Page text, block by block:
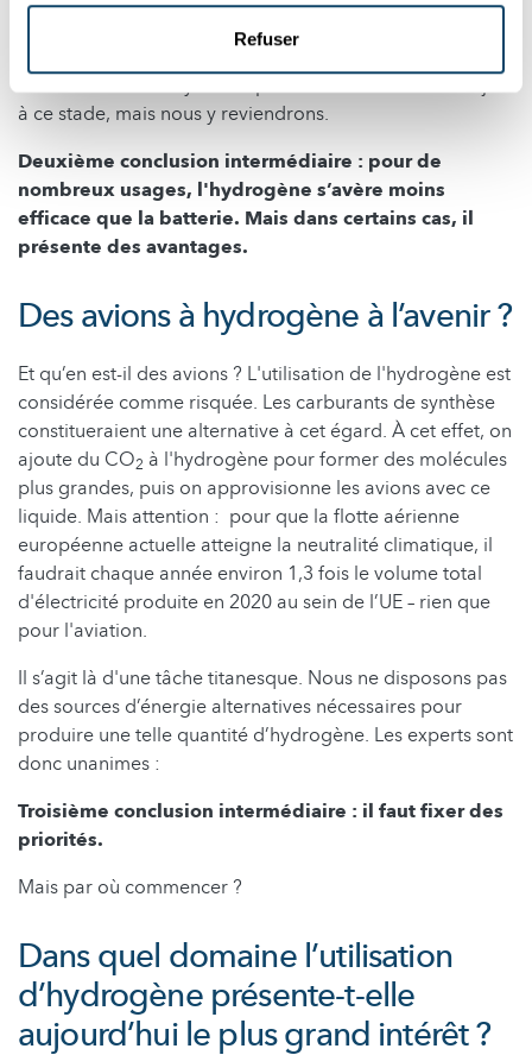
Refuser
exemple pour les gros navires de fret, voire pour les
à ce stade, mais nous y reviendrons.
Deuxième conclusion intermédiaire : pour de
nombreux usages, l'hydrogène s’avère moins
efficace que la batterie. Mais dans certains cas, il
présente des avantages.
Des avions à hydrogène à l’avenir ?
Et qu’en est-il des avions ? L'utilisation de l'hydrogène est
considérée comme risquée. Les carburants de synthèse
constitueraient une alternative à cet égard. À cet effet, on
ajoute du CO2 à l'hydrogène pour former des molécules
plus grandes, puis on approvisionne les avions avec ce
liquide. Mais attention : pour que la flotte aérienne
européenne actuelle atteigne la neutralité climatique, il
faudrait chaque année environ 1,3 fois le volume total
d'électricité produite en 2020 au sein de l’UE – rien que
pour l'aviation.
Il s’agit là d'une tâche titanesque. Nous ne disposons pas
des sources d’énergie alternatives nécessaires pour
produire une telle quantité d’hydrogène. Les experts sont
donc unanimes :
Troisième conclusion intermédiaire : il faut fixer des
priorités.
Mais par où commencer ?
Dans quel domaine l’utilisation
d’hydrogène présente-t-elle
aujourd’hui le plus grand intérêt ?